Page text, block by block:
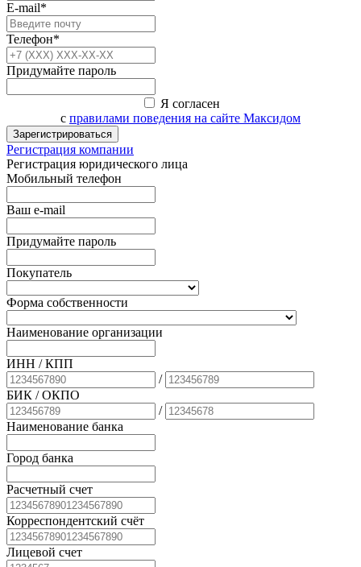
E-mail*
Телефон*
Придумайте пароль
Я согласен
с правилами поведения на сайте Максидом
Зарегистрироваться
Регистрация компании
Регистрация юридического лица
Мобильный телефон
Ваш e-mail
Придумайте пароль
Покупатель
Форма собственности
Наименование организации
ИНН / КПП
/
БИК / ОКПО
/
Наименование банка
Город банка
Расчетный счет
Корреспондентский счёт
Лицевой счет